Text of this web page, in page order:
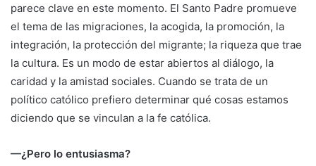
parece clave en este momento. El Santo Padre promueve
el tema de las migraciones, la acogida, la promoción, la
integración, la protección del migrante; la riqueza que trae
la cultura. Es un modo de estar abiertos al diálogo, la
caridad y la amistad sociales. Cuando se trata de un
político católico prefiero determinar qué cosas estamos
diciendo que se vinculan a la fe católica.
—¿Pero lo entusiasma?